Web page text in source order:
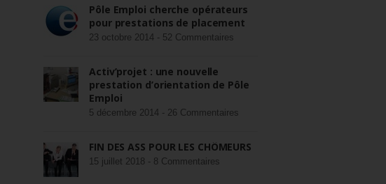
Pôle Emploi cherche opérateurs
pour prestations de placement
23 octobre 2014 - 52 Commentaires
Activ’projet : une nouvelle
prestation d’orientation de Pôle
Emploi
5 décembre 2014 - 26 Commentaires
FIN DES ASS POUR LES CHÔMEURS
15 juillet 2018 - 8 Commentaires